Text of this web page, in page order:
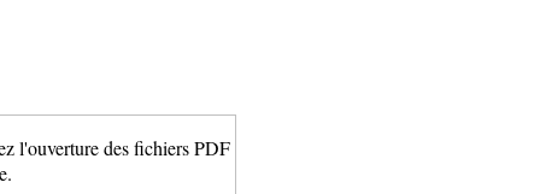
l'ouverture des fichiers PDF